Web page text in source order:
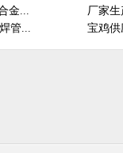
金...
厂家
管...
宝鸡供